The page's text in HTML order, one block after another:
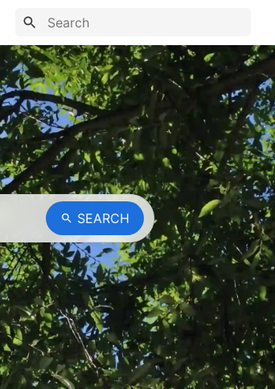
SEARCH